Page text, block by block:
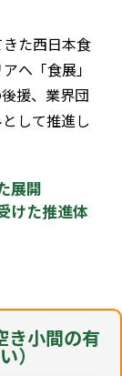
た西日本食
へ「食展」
援、業界団
して推進し
展開
けた推進体
小間の有
）